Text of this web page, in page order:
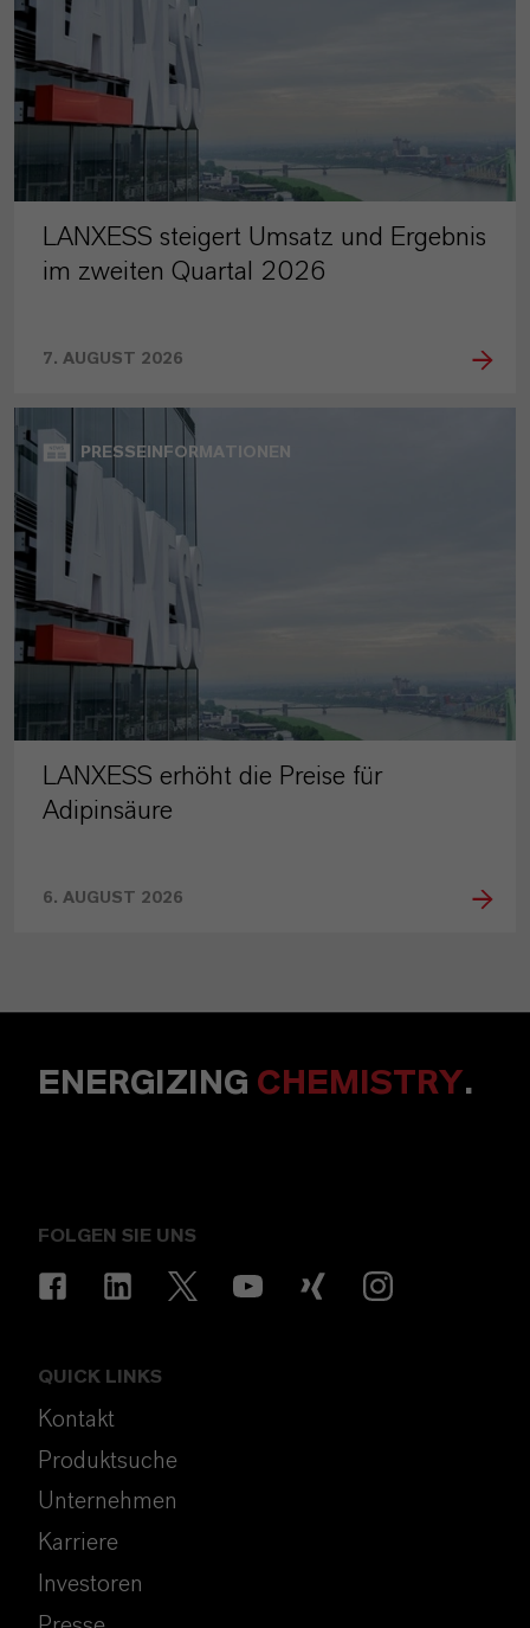
LANXESS steigert Umsatz und Ergebnis
im zweiten Quartal 2026
7. AUGUST 2026
PRESSEINFORMATIONEN
LANXESS erhöht die Preise für
Adipinsäure
6. AUGUST 2026
ENERGIZING CHEMISTRY.
FOLGEN SIE UNS
QUICK LINKS
Kontakt
Produktsuche
Unternehmen
Karriere
Investoren